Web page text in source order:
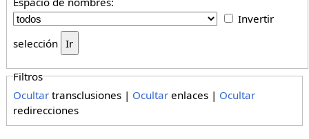
Invertir
selección
Filtros
Ocultar transclusiones | Ocultar enlaces | Ocultar
redirecciones